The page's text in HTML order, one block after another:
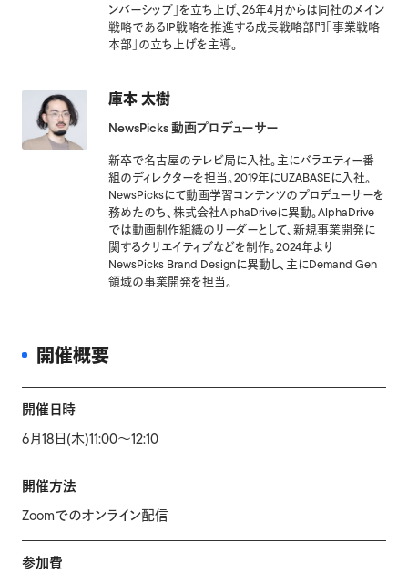
ンバーシップ」を立ち上げ、26年4月からは同社のメイン
戦略であるIP戦略を推進する成長戦略部門「事業戦略
本部」の立ち上げを主導。
庫本 太樹
NewsPicks 動画プロデューサー
新卒で名古屋のテレビ局に入社。主にバラエティー番
組のディレクターを担当。2019年にUZABASEに入社。
NewsPicksにて動画学習コンテンツのプロデューサーを
務めたのち、株式会社AlphaDriveに異動。AlphaDrive
では動画制作組織のリーダーとして、新規事業開発に
関するクリエイティブなどを制作。2024年より
NewsPicks Brand Designに異動し、主にDemand Gen
領域の事業開発を担当。
開催概要
開催日時
6月18日(木)11:00〜12:10
開催方法
Zoomでのオンライン配信
参加費